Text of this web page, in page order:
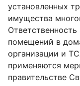
установленных
имущества
помещений в
организации и
применяются
правительстве